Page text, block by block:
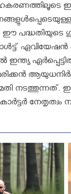
ഈ പദ്ധതിയുടെ
ഏവിയേഷന്‍
ഇന്ത്യ
നടത്തുന്നത്.
നേതൃത്വം